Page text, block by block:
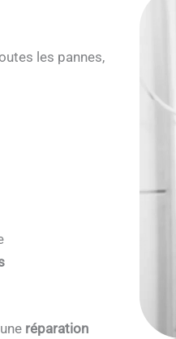
les pannes,
réparation